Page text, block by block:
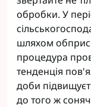
обробки. У
шляхом
процедура
тенденція
доби
до того ж